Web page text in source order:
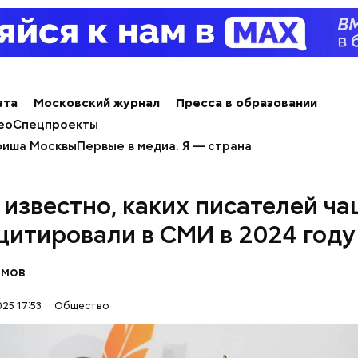
Московский журнал
Пресса в образовании
Спецпроекты
МосквыПервые в медиа. Я — страна
каких писателей
в СМИ в 2024 году
17:53 Общество
из кабачков
диабетом;